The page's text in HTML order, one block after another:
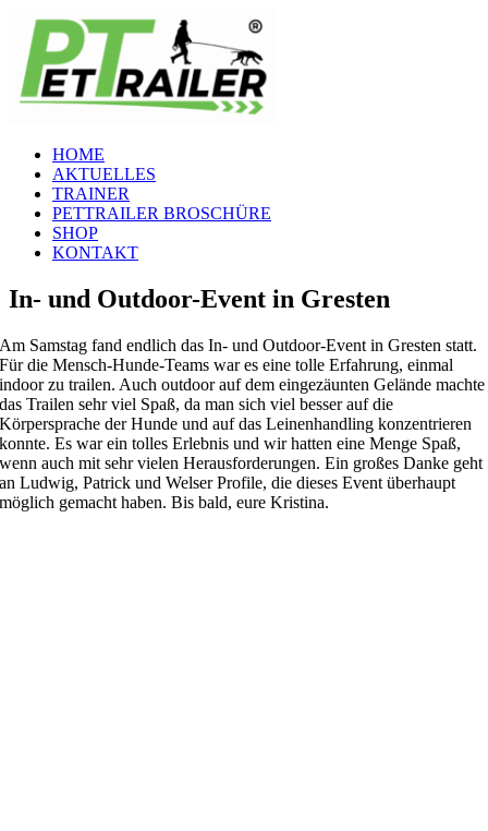
Zum
Inhalt
springen
HOME
AKTUELLES
TRAINER
PETTRAILER BROSCHÜRE
SHOP
KONTAKT
In- und Outdoor-Event in Gresten
Am Samstag fand endlich das In- und Outdoor-Event in Gresten statt.
Für die Mensch-Hunde-Teams war es eine tolle Erfahrung, einmal
indoor zu trailen. Auch outdoor auf dem eingezäunten Gelände machte
das Trailen sehr viel Spaß, da man sich viel besser auf die
Körpersprache der Hunde und auf das Leinenhandling konzentrieren
konnte. Es war ein tolles Erlebnis und wir hatten eine Menge Spaß,
wenn auch mit sehr vielen Herausforderungen. Ein großes Danke geht
an Ludwig, Patrick und Welser Profile, die dieses Event überhaupt
möglich gemacht haben. Bis bald, eure Kristina.